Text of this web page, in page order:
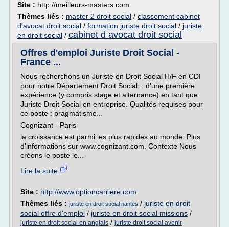
Site : http://meilleurs-masters.com
Thèmes liés : master 2 droit social / classement cabinet
d'avocat droit social / formation juriste droit social / juriste
en droit social / cabinet d avocat droit social
Offres d'emploi Juriste Droit Social -
France ...
Nous recherchons un Juriste en Droit Social H/F en CDI
pour notre Département Droit Social... d'une première
expérience (y compris stage et alternance) en tant que
Juriste Droit Social en entreprise. Qualités requises pour
ce poste : pragmatisme...
Cognizant - Paris
la croissance est parmi les plus rapides au monde. Plus
d'informations sur www.cognizant.com. Contexte Nous
créons le poste le...
Lire la suite
Site : http://www.optioncarriere.com
Thèmes liés : juriste en droit social nantes / juriste en droit
social offre d'emploi / juriste en droit social missions /
juriste en droit social en anglais / juriste droit social avenir